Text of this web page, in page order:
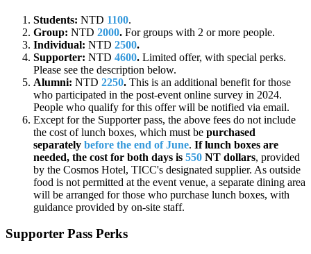
Students: NTD 1100.
Group: NTD 2000. For groups with 2 or more people.
Individual: NTD 2500.
Supporter: NTD 4600. Limited offer, with special perks.
Please see the description below.
Alumni: NTD 2250. This is an additional benefit for those
who participated in the post-event online survey in 2024.
People who qualify for this offer will be notified via email.
Except for the Supporter pass, the above fees do not include
the cost of lunch boxes, which must be purchased
separately before the end of June. If lunch boxes are
needed, the cost for both days is 550 NT dollars, provided
by the Cosmos Hotel, TICC's designated supplier. As outside
food is not permitted at the event venue, a separate dining area
will be arranged for those who purchase lunch boxes, with
guidance provided by on-site staff.
Supporter Pass Perks